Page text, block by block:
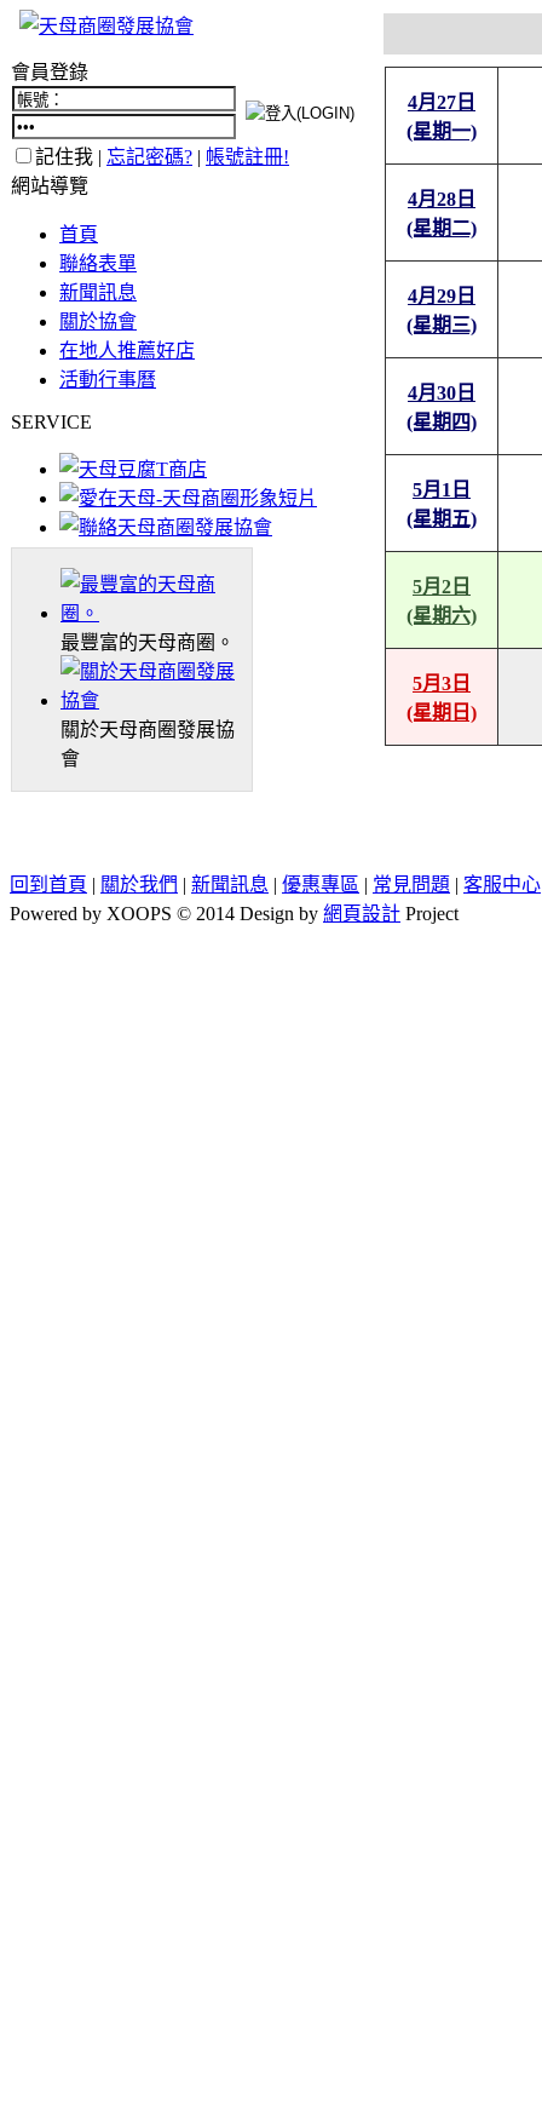
會員登錄
記住我 | 忘記密碼? | 帳號註冊!
網站導覽
首頁
聯絡表單
新聞訊息
關於協會
在地人推薦好店
活動行事曆
SERVICE
最豐富的天母商圈。
關於天母商圈發展協
會
4月27日
(星期一)
4月28日
(星期二)
4月29日
(星期三)
4月30日
(星期四)
5月1日
(星期五)
5月2日
(星期六)
5月3日
(星期日)
回到首頁 | 關於我們 | 新聞訊息 | 優惠專區 | 常見問題 | 客服中心
Powered by XOOPS © 2014 Design by 網頁設計 Project